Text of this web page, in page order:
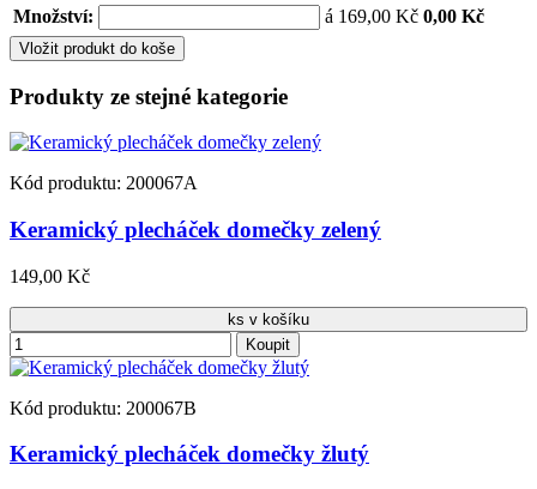
Množství: á 169,00 Kč 0,00 Kč
Vložit produkt do koše
Produkty ze stejné kategorie
Kód produktu: 200067A
Keramický plecháček domečky zelený
149,00 Kč
ks v košíku
Koupit
Kód produktu: 200067B
Keramický plecháček domečky žlutý